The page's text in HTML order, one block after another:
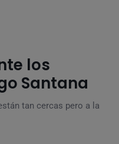
los
Santana
tan cercas pero a la